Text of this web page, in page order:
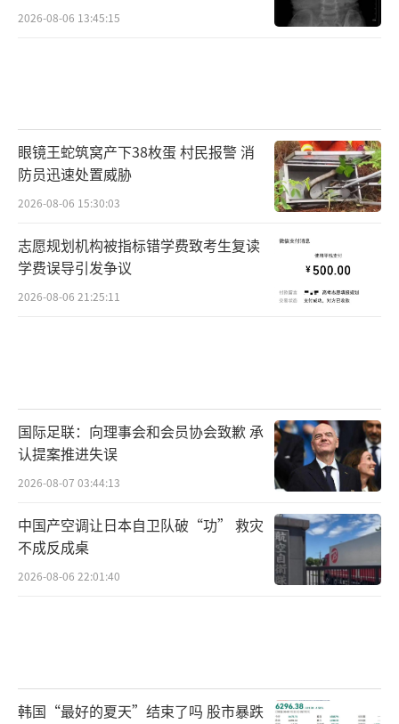
2026-08-06 13:45:15
眼镜王蛇筑窝产下38枚蛋 村民报警 消
防员迅速处置威胁
2026-08-06 15:30:03
志愿规划机构被指标错学费致考生复读
学费误导引发争议
2026-08-06 21:25:11
国际足联：向理事会和会员协会致歉 承
认提案推进失误
2026-08-07 03:44:13
中国产空调让日本自卫队破“功” 救灾
不成反成桌
2026-08-06 22:01:40
韩国“最好的夏天”结束了吗 股市暴跌